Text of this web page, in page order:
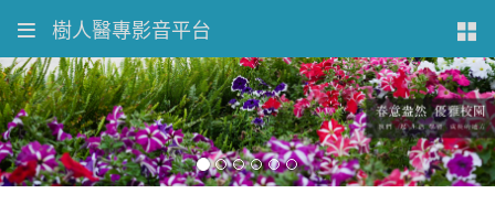
樹人醫專影音平台